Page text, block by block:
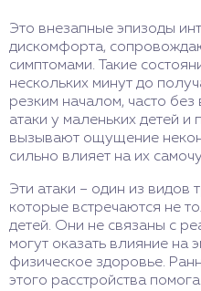
Это внезапные эпизоды
дискомфорта,
симптомами. Такие
нескольких минут до
резким началом, часто
атаки у маленьких детей и
вызывают ощущение
сильно влияет на их
Эти атаки – один из видов
которые встречаются не
детей. Они не связаны с
могут оказать влияние на
физическое здоровье.
этого расстройства